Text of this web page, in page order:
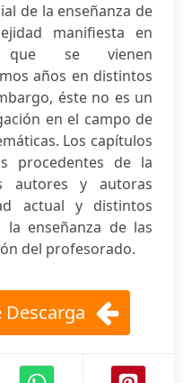
de la enseñanza de
manifiesta en
que se vienen
años en distintos
éste no es un
en el campo de
Los capítulos
procedentes de la
autores y autoras
actual y distintos
enseñanza de las
del profesorado.
Descarga